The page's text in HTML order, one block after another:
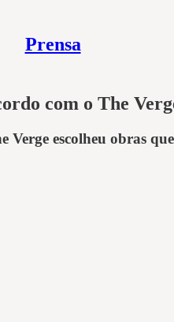
Prensa
com o The
escolheu obras